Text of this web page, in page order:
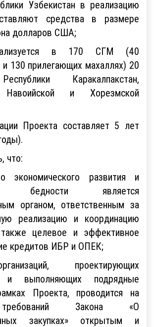
Узбекистан в реализацию
средства в размере
долларов США;
в 170 СГМ (40
и 130 прилегающих махаллях) 20
Каракалпакстан,
Навоийской и Хорезмской
Проекта составляет 5 лет
что:
экономического развития и
бедности является
органом, ответственным за
реализацию и координацию
целевое и эффективное
кредитов ИБР и ОПЕК;
проектирующих
и выполняющих подрядные
Проекта, проводится на
Закона «О
закупках» открытым и